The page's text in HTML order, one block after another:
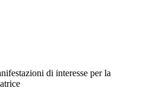
di interesse per la